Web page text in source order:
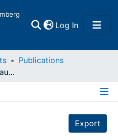
Log In(current)
Publications
Zum Stand der Lehrerausbildung an der Universität Bamberg im Studiengang "Lehramt Sozialpädagogik an beruflichen Schulen"
Export